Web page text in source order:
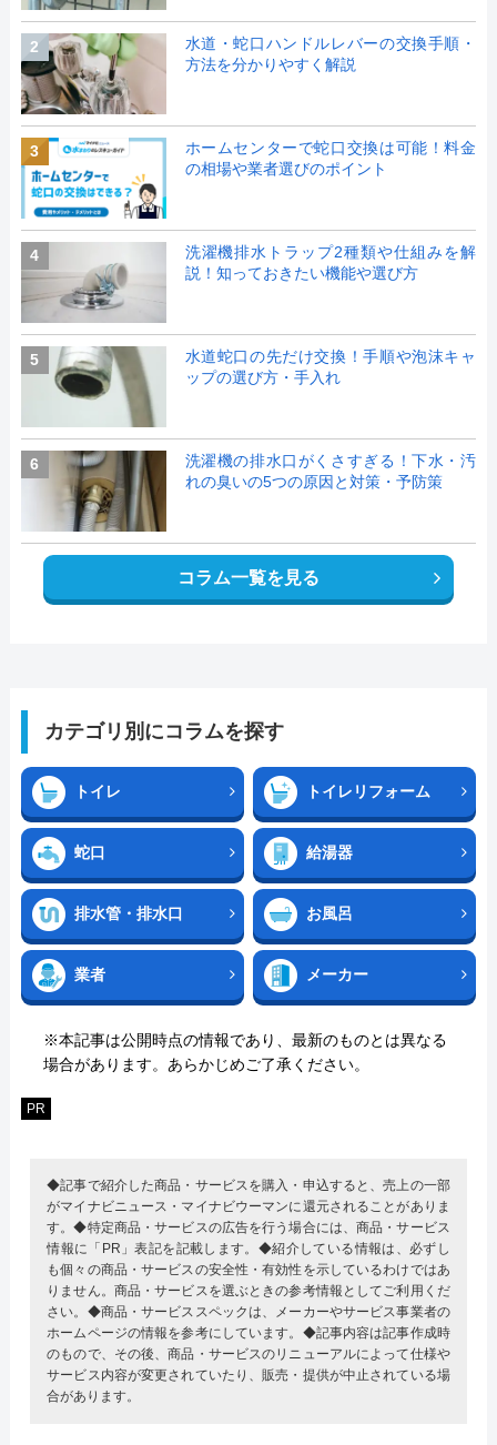
2
水道・蛇口ハンドルレバーの交換手順・
方法を分かりやすく解説
3
ホームセンターで蛇口交換は可能！料金
の相場や業者選びのポイント
4
洗濯機排水トラップ2種類や仕組みを解
説！知っておきたい機能や選び方
5
水道蛇口の先だけ交換！手順や泡沫キャ
ップの選び方・手入れ
6
洗濯機の排水口がくさすぎる！下水・汚
れの臭いの5つの原因と対策・予防策
コラム一覧を見る
カテゴリ別にコラムを探す
トイレ トイレリフォーム
蛇口 給湯器
排水管・排水口 お風呂
業者 メーカー
※本記事は公開時点の情報であり、最新のものとは異なる
場合があります。あらかじめご了承ください。
PR
◆記事で紹介した商品・サービスを購入・申込すると、売上の一部
がマイナビニュース・マイナビウーマンに還元されることがありま
す。◆特定商品・サービスの広告を行う場合には、商品・サービス
情報に「PR」表記を記載します。◆紹介している情報は、必ずし
も個々の商品・サービスの安全性・有効性を示しているわけではあ
りません。商品・サービスを選ぶときの参考情報としてご利用くだ
さい。◆商品・サービススペックは、メーカーやサービス事業者の
ホームページの情報を参考にしています。◆記事内容は記事作成時
のもので、その後、商品・サービスのリニューアルによって仕様や
サービス内容が変更されていたり、販売・提供が中止されている場
合があります。